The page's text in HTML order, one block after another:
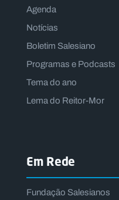
Agenda
Notícias
Boletim Salesiano
Programas e Podcasts
Tema do ano
Lema do Reitor-Mor
Em Rede
Fundação Salesianos